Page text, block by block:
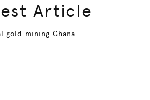
Article
gold mining Ghana